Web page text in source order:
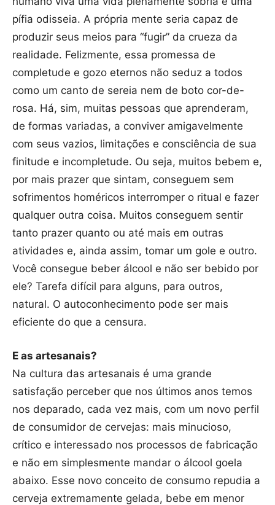
pífia odisseia. A própria mente seria capaz de
produzir seus meios para “fugir” da crueza da
realidade. Felizmente, essa promessa de
completude e gozo eternos não seduz a todos
como um canto de sereia nem de boto cor-de-
rosa. Há, sim, muitas pessoas que aprenderam,
de formas variadas, a conviver amigavelmente
com seus vazios, limitações e consciência de sua
finitude e incompletude. Ou seja, muitos bebem e,
por mais prazer que sintam, conseguem sem
sofrimentos homéricos interromper o ritual e fazer
qualquer outra coisa. Muitos conseguem sentir
tanto prazer quanto ou até mais em outras
atividades e, ainda assim, tomar um gole e outro.
Você consegue beber álcool e não ser bebido por
ele? Tarefa difícil para alguns, para outros,
natural. O autoconhecimento pode ser mais
eficiente do que a censura.
E as artesanais?
Na cultura das artesanais é uma grande
satisfação perceber que nos últimos anos temos
nos deparado, cada vez mais, com um novo perfil
de consumidor de cervejas: mais minucioso,
crítico e interessado nos processos de fabricação
e não em simplesmente mandar o álcool goela
abaixo. Esse novo conceito de consumo repudia a
cerveja extremamente gelada, bebe em menor